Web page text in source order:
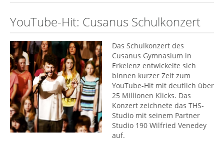
YouTube-Hit: Cusanus Schulkonzert
Das Schulkonzert des
Cusanus Gymnasium in
Erkelenz entwickelte sich
binnen kurzer Zeit zum
YouTube-Hit mit deutlich über
25 Millionen Klicks. Das
Konzert zeichnete das THS-
Studio mit seinem Partner
Studio 190 Wilfried Venedey
auf.